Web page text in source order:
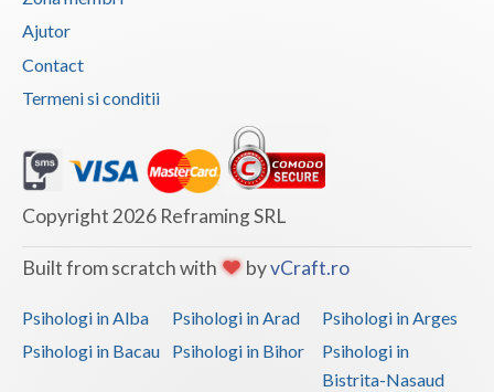
Ajutor
Contact
Termeni si conditii
Copyright 2026 Reframing SRL
Built from scratch with byvCraft.ro
Psihologi in Alba Psihologi in Arad
Psihologi in Arges
Psihologi in Bacau
Psihologi in Bihor
Psihologi in
Bistrita-Nasaud